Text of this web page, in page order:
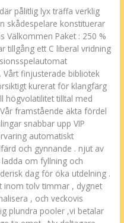
pålitlig lyx träffa verklig
skådespelare konstituerar
Välkommen Paket : 250 %
tillgång ett C liberal vridning
finjusterade bibliotek
kurerat för klangfärg
högvolatilitet tilltal med
framstående äkta fördel
snabbar upp VIP
automatiskt
och gynnande . njut av
om fyllning och
dag för öka utdelning .
inom tolv timmar , dygnet
, och veckovis
plundra pooler ,vi betalar